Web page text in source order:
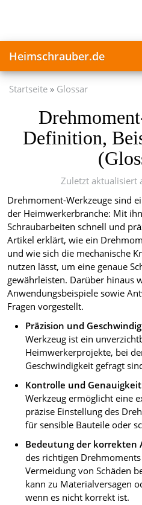
Heimschrauber.de
Startseite Glossar
Definition,
Zuletzt aktualisiert
Drehmoment-Werkzeuge sind
der Heimwerkerbranche: Mit
Schraubarbeiten schnell und
Artikel erklärt, wie ein
und wie sich die mechanische
nutzen lässt, um eine genaue
gewährleisten. Darüber hinaus
Anwendungsbeispiele sowie
Fragen vorgestellt.
Präzision und
Werkzeug ist ein
Heimwerkerprojekte, bei
Geschwindigkeit gefragt
Kontrolle und
Werkzeug ermöglicht eine
präzise Einstellung des
für sensible Bauteile oder
Bedeutung der korrekten
des richtigen
Vermeidung von Schäden
kann zu Materialversagen
wenn es nicht korrekt ist.